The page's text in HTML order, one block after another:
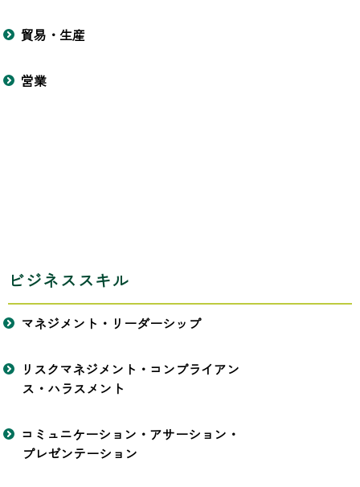
貿易・生産
営業
ビジネススキル
マネジメント・リーダーシップ
リスクマネジメント・コンプライアン
ス・ハラスメント
コミュニケーション・アサーション・
プレゼンテーション